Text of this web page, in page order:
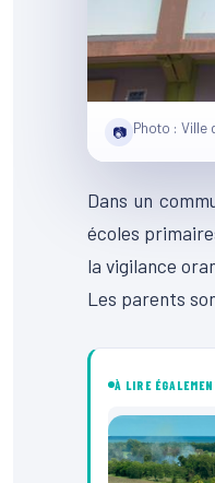
📷 Photo : Ville
Dans un
écoles
la vigilance
Les parents
À LIRE